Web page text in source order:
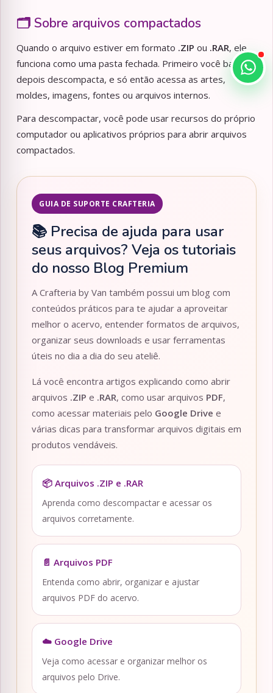
🗂️ Sobre arquivos compactados
Quando o arquivo estiver em formato .ZIP ou .RAR, ele
funciona como uma pasta fechada. Primeiro você baixa,
depois descompacta, e só então acessa as artes,
moldes, imagens, fontes ou arquivos internos.
Para descompactar, você pode usar recursos do próprio
computador ou aplicativos próprios para abrir arquivos
compactados.
GUIA DE SUPORTE CRAFTERIA
📚 Precisa de ajuda para usar
seus arquivos? Veja os tutoriais
do nosso Blog Premium
A Crafteria by Van também possui um blog com
conteúdos práticos para te ajudar a aproveitar
melhor o acervo, entender formatos de arquivos,
organizar seus downloads e usar ferramentas
úteis no dia a dia do seu ateliê.
Lá você encontra artigos explicando como abrir
arquivos .ZIP e .RAR, como usar arquivos PDF,
como acessar materiais pelo Google Drive e
várias dicas para transformar arquivos digitais em
produtos vendáveis.
📦 Arquivos .ZIP e .RAR
Aprenda como descompactar e acessar os
arquivos corretamente.
📄 Arquivos PDF
Entenda como abrir, organizar e ajustar
arquivos PDF do acervo.
☁️ Google Drive
Veja como acessar e organizar melhor os
arquivos pelo Drive.